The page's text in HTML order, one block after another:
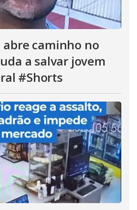
caminho no
a salvar jovem
#Shorts